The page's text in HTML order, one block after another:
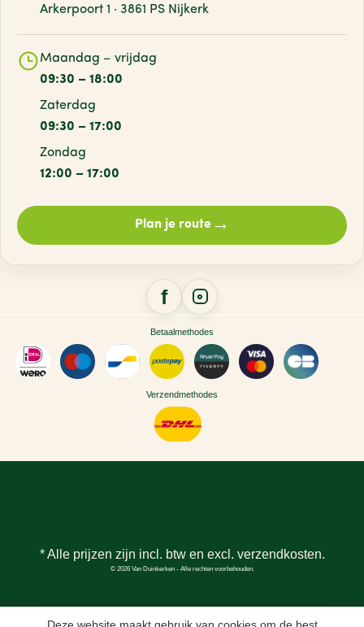
Arkerpoort 1 · 3861 PS Nijkerk
Maandag – vrijdag
09:30 – 18:00
Zaterdag
09:30 – 17:00
Zondag
12:00 – 17:00
Plan je route→
Betaalmethodes
Verzendmethodes
* Alle prijzen zijn incl. btw en excl. verzendkosten.
© 2026 Van Duinkerken - Alle rechten voorbehouden.
Deze website maakt gebruik van cookies om de best